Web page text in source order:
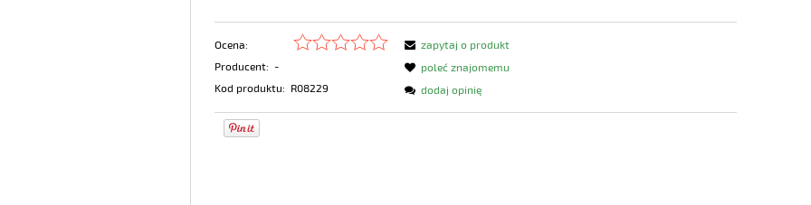
Ocena:
Producent: -
Kod produktu: R08229
zapytaj o produkt
poleć znajomemu
dodaj opinię